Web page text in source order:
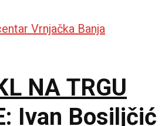
NA TRGU
Ivan Bosiljčić